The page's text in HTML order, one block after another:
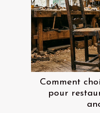
Comment
pour